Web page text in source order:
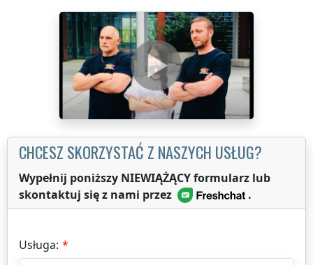
CHCESZ SKORZYSTAĆ Z NASZYCH USŁUG?
Wypełnij poniższy NIEWIĄŻĄCY formularz lub
skontaktuj się z nami przez
.
Usługa: